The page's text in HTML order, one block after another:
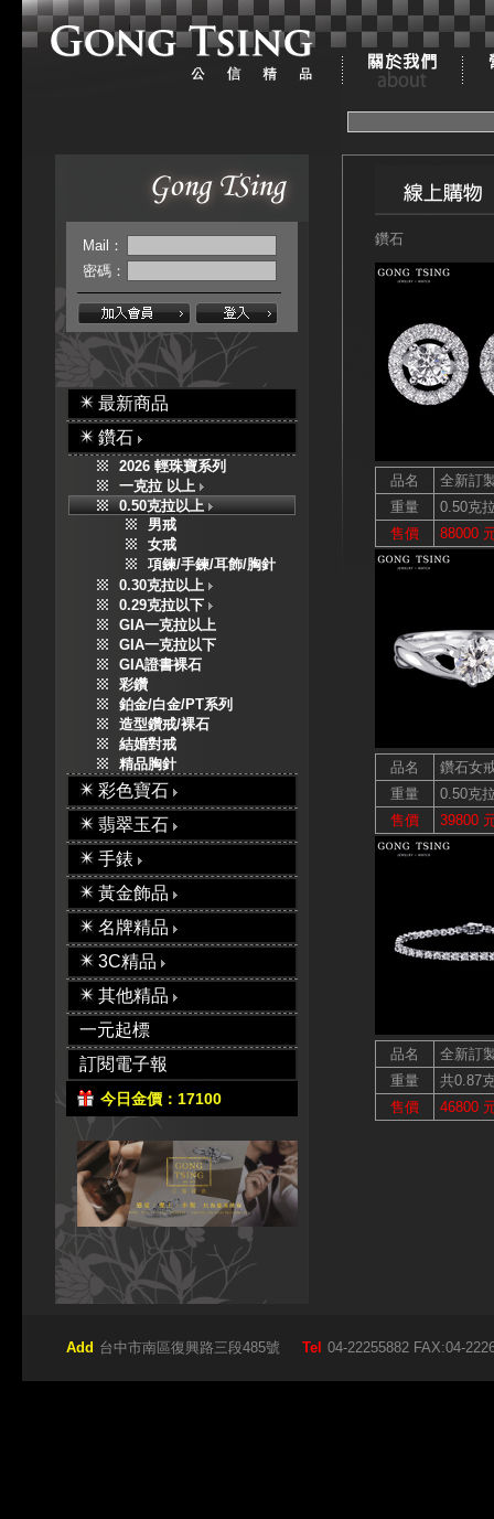
Mail：
密碼：
最新商品
鑽石
2026 輕珠寶系列
一克拉 以上
0.50克拉以上
男戒
女戒
項鍊/手鍊/耳飾/胸針
0.30克拉以上
0.29克拉以下
GIA一克拉以上
GIA一克拉以下
GIA證書裸石
彩鑽
鉑金/白金/PT系列
造型鑽戒/裸石
結婚對戒
精品胸針
彩色寶石
翡翠玉石
手錶
黃金飾品
名牌精品
3C精品
其他精品
一元起標
訂閱電子報
今日金價：17100
鑽石
品名
全新訂
重量
0.50克
售價
88000
品名
鑽石女
重量
0.50克
售價
39800
品名
全新訂
重量
共0.87
售價
46800
Add 台中市南區復興路三段485號 Tel 04-22255882 FAX:04-